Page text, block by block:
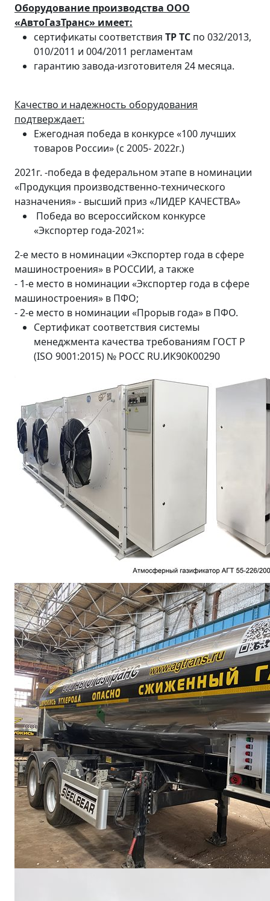
Оборудование производства ООО
«АвтоГазТранс» имеет:
сертификаты соответствия ТР ТС по 032/2013,
010/2011 и 004/2011 регламентам
гарантию завода-изготовителя 24 месяца.
Качество и надежность оборудования
подтверждает:
Ежегодная победа в конкурсе «100 лучших
товаров России» (с 2005- 2022г.)
2021г. -победа в федеральном этапе в номинации
«Продукция производственно-технического
назначения» - высший приз «ЛИДЕР КАЧЕСТВА»
Победа во всероссийском конкурсе
«Экспортер года-2021»:
2-е место в номинации «Экспортер года в сфере
машиностроения» в РОССИИ, а также
- 1-е место в номинации «Экспортер года в сфере
машиностроения» в ПФО;
- 2-е место в номинации «Прорыв года» в ПФО.
Сертификат соответствия системы
менеджмента качества требованиям ГОСТ Р
(ISO 9001:2015) № РОСС RU.ИК90K00290